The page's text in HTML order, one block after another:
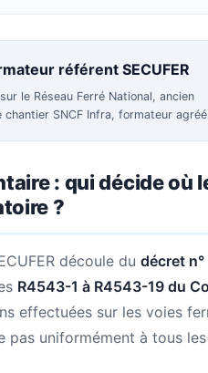
référent SECUFER
le Réseau Ferré National, ancien
SNCF Infra, formateur agréé
: qui décide où
?
découle du décret
R4543-1 à R4543-19 du
effectuées sur les voies
pas uniformément à tous